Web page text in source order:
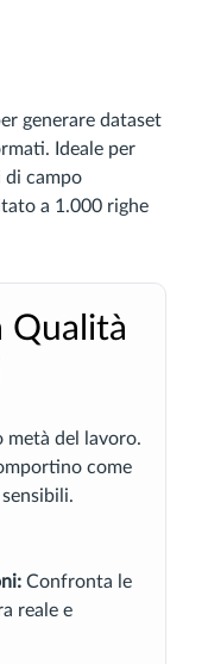
generare dataset
Ideale per
di campo
a 1.000 righe
Qualità
metà del lavoro.
come
Confronta le
reale e